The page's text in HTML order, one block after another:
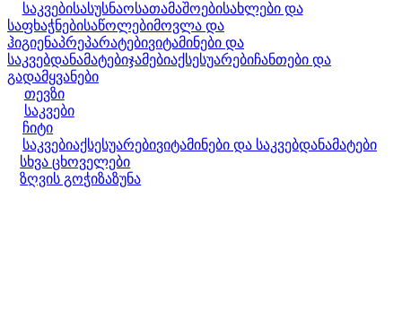
საკვებისასუსნაოსათამაშოებისახლები და
საფხაჭნებისაწოლებიმოვლა და
ჰიგიენაპრეპარატებივიტამინები და
საკვებდანამატებიჯამებიაქსესუარებიჩანთები და
გადამყვანები
თევზი
საკვები
ჩიტი
საკვებიაქსესუარებივიტამინები და საკვებდანამატები
სხვა ცხოველები
ზღვის გოჭიზაზუნა